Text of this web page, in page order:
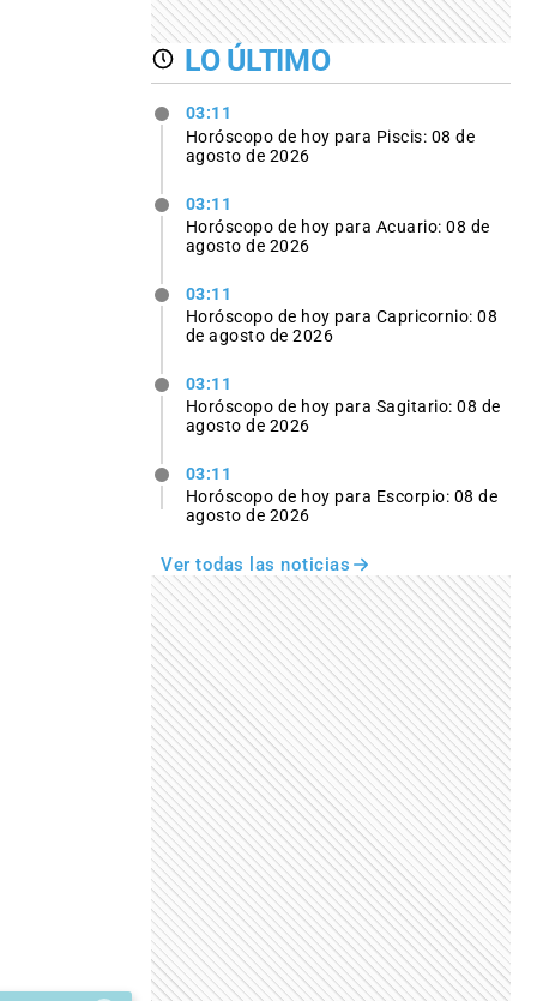
LO ÚLTIMO
03:11
Horóscopo de hoy para Piscis: 08 de
agosto de 2026
03:11
Horóscopo de hoy para Acuario: 08 de
agosto de 2026
03:11
Horóscopo de hoy para Capricornio: 08
de agosto de 2026
03:11
Horóscopo de hoy para Sagitario: 08 de
agosto de 2026
03:11
Horóscopo de hoy para Escorpio: 08 de
agosto de 2026
Ver todas las noticias